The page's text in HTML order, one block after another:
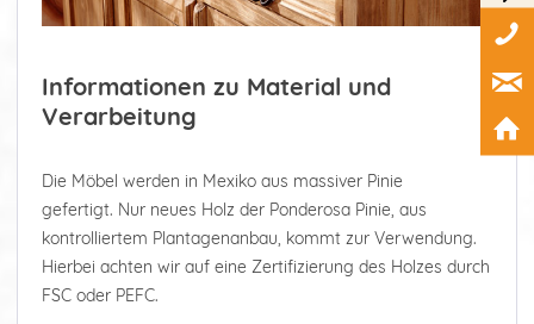
Informationen zu Material und
Verarbeitung
Die Möbel werden in Mexiko aus massiver Pinie
gefertigt. Nur neues Holz der Ponderosa Pinie, aus
kontrolliertem Plantagenanbau, kommt zur Verwendung.
Hierbei achten wir auf eine Zertifizierung des Holzes durch
FSC oder PEFC.